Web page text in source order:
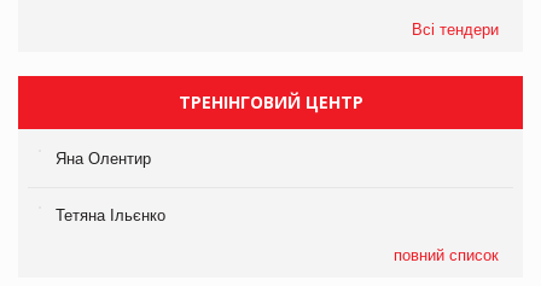
Всі тендери
ТРЕНІНГОВИЙ ЦЕНТР
Яна Олентир
Тетяна Ільєнко
повний список